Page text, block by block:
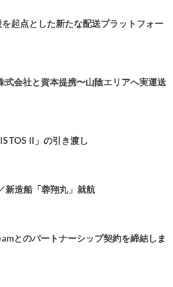
起点とした新たな配送プラットフォー
会社と資本提携〜山陰エリアへ実運送
II」の引き渡し
新造船「蓉翔丸」就航
とのパートナーシップ契約を締結しま